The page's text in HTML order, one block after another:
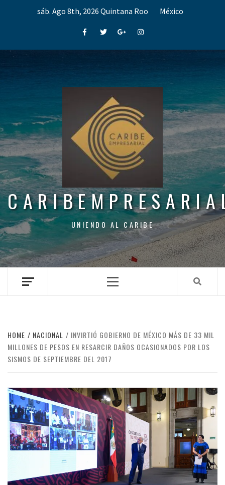
sáb. Ago 8th, 2026 Quintana Roo México
FacebookTwitterGoogle+Instagram
UNIENDO AL CARIBE
Menu
HOME NACIONAL
INVIRTIÓ GOBIERNO DE MÉXICO MÁS DE 33 MIL
MILLONES DE PESOS EN RESARCIR DAÑOS OCASIONADOS POR LOS
SISMOS DE SEPTIEMBRE DEL 2017